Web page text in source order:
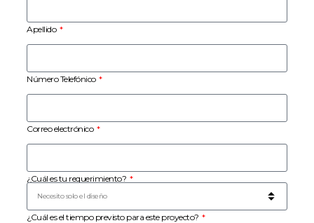
Apellido
Número Telefónico
Correo electrónico
¿Cuál es tu requerimiento?
¿Cuál es el tiempo previsto para este proyecto?